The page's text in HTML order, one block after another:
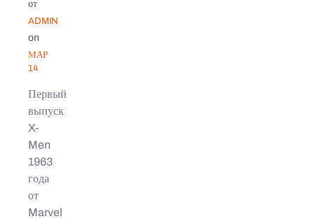
от
ADMIN
on
МАР
14
Первый
выпуск
X-
Men
1963
года
от
Marvel